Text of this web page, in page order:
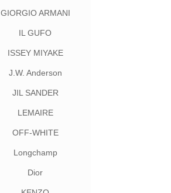
GIORGIO ARMANI
IL GUFO
ISSEY MIYAKE
J.W. Anderson
JIL SANDER
LEMAIRE
OFF-WHITE
Longchamp
Dior